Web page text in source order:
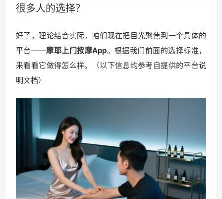
很多人的选择？
好了，理论结合实际，咱们现在把目光聚焦到一个具体的
平台——摩耶上门按摩App。根据我们前面的选择标准，
来看看它做得怎么样。（以下信息均参考自提供的平台说
明文档）